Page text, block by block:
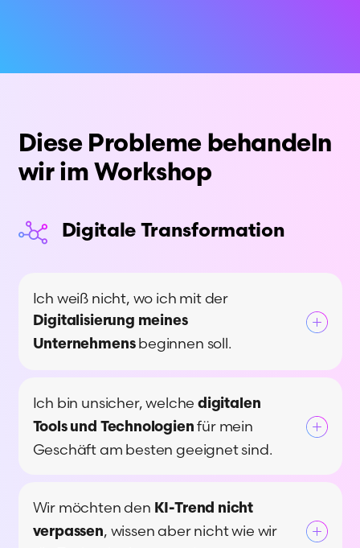
Diese Probleme behandeln
wir im Workshop
Digitale Transformation
Ich weiß nicht, wo ich mit der
Digitalisierung meines
Unternehmensbeginnen soll.
Eine Frage, die wir oft von
Geschäftsführer:innen hören, ist "Wo fange
ich an?". Während die meisten Beratungen
zu einer umfassenden System- und
Prozessanalyse raten, schlagen wir einen
anderen Weg vor. Die Digitalisierung sollte
stets vom Kunden her gedacht werden, da
Ich bin unsicher, welche digitalen
Tools und Technologien für mein
Geschäft am besten geeignet sind.
Digitalisierung ist kein Selbstzweck,
sondern sollte immer darauf ausgerichtet
sein, Ihr Geschäft voranzubringen. Die
Wir möchten den KI-Trend nicht
verpassen, wissen aber nicht wie wir